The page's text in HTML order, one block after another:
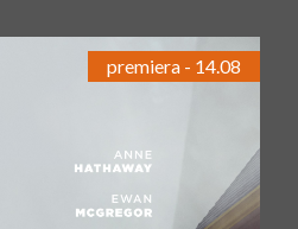
premiera - 14.08